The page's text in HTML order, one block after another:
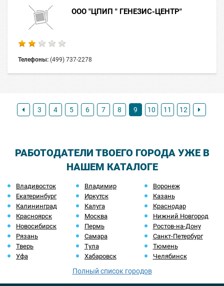
ООО "ЦПИП " ГЕНЕЗИС-ЦЕНТР"
Телефоны: (499) 737-2278
3 4 5 6 7 8 9 10 11 12
РАБОТОДАТЕЛИ ТВОЕГО ГОРОДА УЖЕ В
НАШЕМ КАТАЛОГЕ
Владивосток Владимир
Воронеж
Екатеринбург
Иркутск
Казань
Калининград
Калуга
Краснодар
Красноярск
Москва
Нижний Новгород
Новосибирск
Пермь
Ростов-на-Дону
Рязань
Самара
Санкт-Петербург
Тверь
Тула
Тюмень
Уфа
Хабаровск Челябинск
Полный список городов